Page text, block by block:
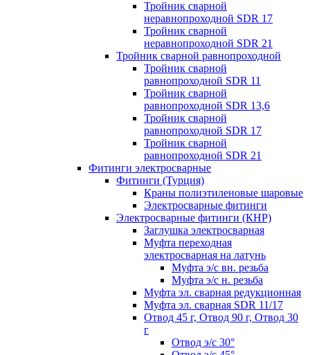
Тройник сварной
неравнопроходной SDR 17
Тройник сварной
неравнопроходной SDR 21
Тройник сварной равнопроходной
Тройник сварной
равнопроходной SDR 11
Тройник сварной
равнопроходной SDR 13,6
Тройник сварной
равнопроходной SDR 17
Тройник сварной
равнопроходной SDR 21
Фитинги электросварные
Фитинги (Турция)
Краны полиэтиленовые шаровые
Электросварные фитинги
Электросварные фитинги (КНР)
Заглушка электросварная
Муфта переходная
электросварная на латунь
Муфта э/с вн. резьба
Муфта э/с н. резьба
Муфта эл. cварная редукционная
Муфта эл. сварная SDR 11/17
Отвод 45 г, Отвод 90 г, Отвод 30
г
Отвод э/с 30°